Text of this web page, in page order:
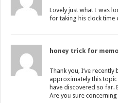
Lovely just what I was
for taking his clock time
honey trick for
Thank you, I’ve
approximately this
have discovered so far.
Are you sure